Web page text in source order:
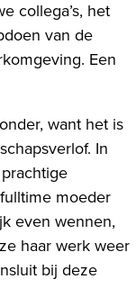
collega’s, het
van de
Een
want het is
In
moeder
even wennen,
haar werk weer
bij deze